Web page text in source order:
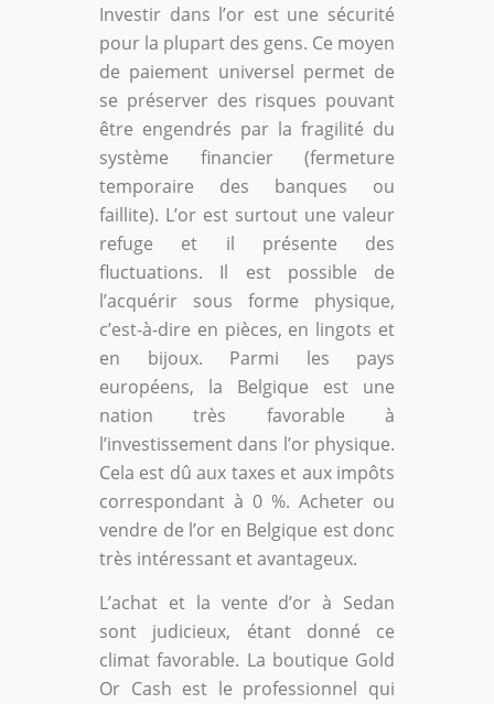
Investir dans l’or est une sécurité
pour la plupart des gens. Ce moyen
de paiement universel permet de
se préserver des risques pouvant
être engendrés par la fragilité du
système financier (fermeture
temporaire des banques ou
faillite). L’or est surtout une valeur
refuge et il présente des
fluctuations. Il est possible de
l’acquérir sous forme physique,
c’est-à-dire en pièces, en lingots et
en bijoux. Parmi les pays
européens, la Belgique est une
nation très favorable à
l’investissement dans l’or physique.
Cela est dû aux taxes et aux impôts
correspondant à 0 %. Acheter ou
vendre de l’or en Belgique est donc
très intéressant et avantageux.
L’achat et la vente d’or à Sedan
sont judicieux, étant donné ce
climat favorable. La boutique Gold
Or Cash est le professionnel qui